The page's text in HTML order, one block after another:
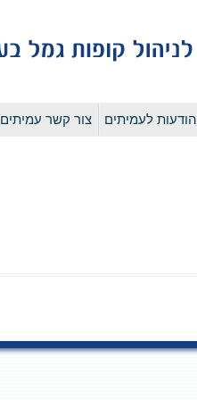
לדלג
הודעות לעמיתים צור קשר עמיתים